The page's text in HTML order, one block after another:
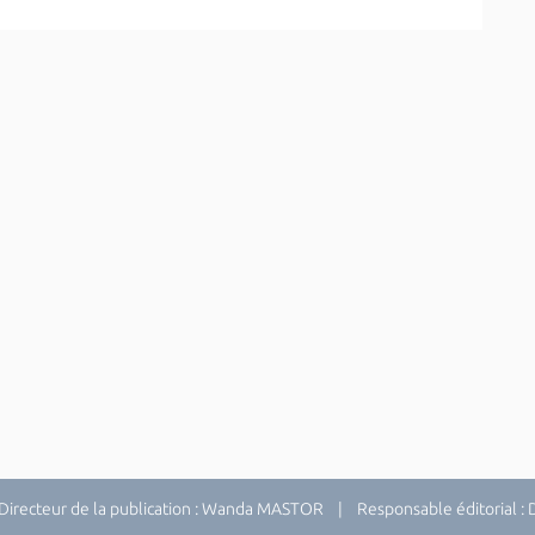
de la publication : Wanda MASTOR | Responsable éditorial :